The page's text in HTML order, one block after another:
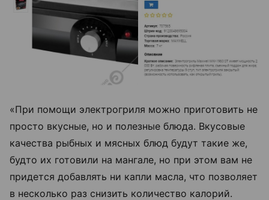
«При помощи электрогриля можно приготовить не
просто вкусные, но и полезные блюда. Вкусовые
качества рыбных и мясных блюд будут такие же,
будто их готовили на мангале, но при этом вам не
придется добавлять ни капли масла, что позволяет
в несколько раз снизить количество калорий.